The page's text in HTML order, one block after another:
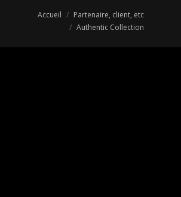
Vous êtes ici :
Accueil
Partenaire, client, etc
Authentic Collection